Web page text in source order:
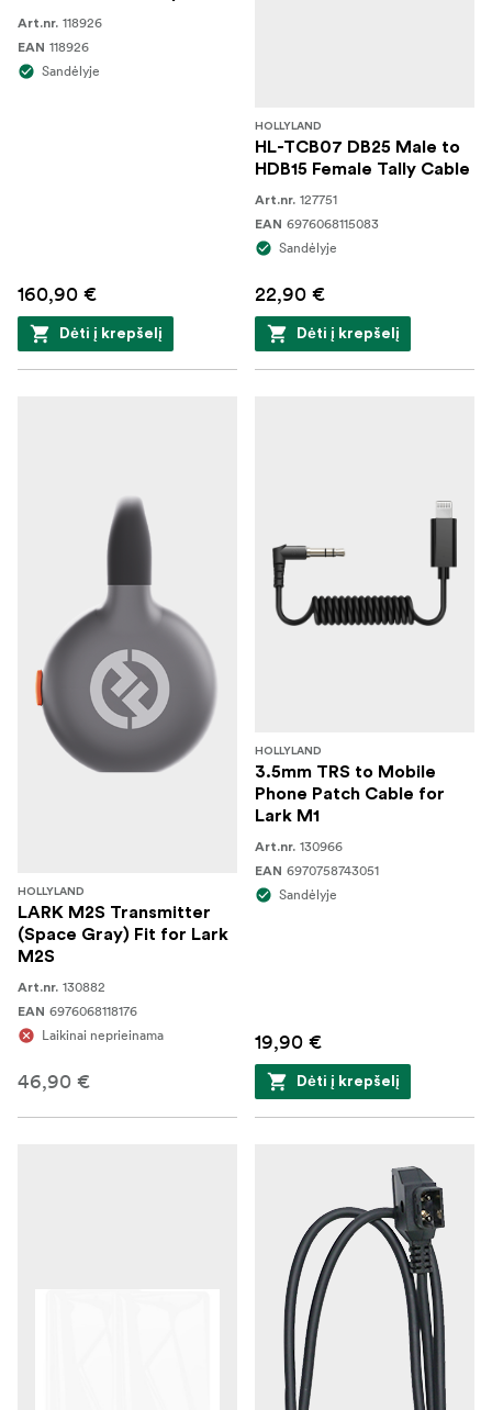
Art.nr. 118926
EAN 118926
Sandėlyje
160,90 €
Dėti į krepšelį
HOLLYLAND
HL-TCB07 DB25 Male to
HDB15 Female Tally Cable
Art.nr. 127751
EAN 6976068115083
Sandėlyje
22,90 €
Dėti į krepšelį
HOLLYLAND
LARK M2S Transmitter
(Space Gray) Fit for Lark
M2S
Art.nr. 130882
EAN 6976068118176
Laikinai neprieinama
46,90 €
HOLLYLAND
3.5mm TRS to Mobile
Phone Patch Cable for
Lark M1
Art.nr. 130966
EAN 6970758743051
Sandėlyje
19,90 €
Dėti į krepšelį